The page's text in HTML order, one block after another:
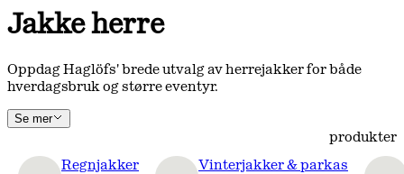
Jakke herre
Oppdag Haglöfs' brede utvalg av herrejakker for både
hverdagsbruk og større eventyr.
Se mer
produkter
Regnjakker
Vinterjakker & parkas